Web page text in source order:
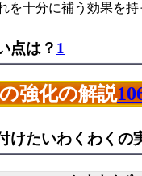
を十分に補う効果を持
点は？ 1
強化の解説
けたいわくわくの